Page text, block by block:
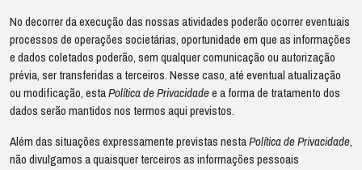
No decorrer da execução das nossas atividades poderão ocorrer eventuais
processos de operações societárias, oportunidade em que as informações
e dados coletados poderão, sem qualquer comunicação ou autorização
prévia, ser transferidas a terceiros. Nesse caso, até eventual atualização
ou modificação, estaPolítica de Privacidadee a forma de tratamento dos
dados serão mantidos nos termos aqui previstos.
Além das situações expressamente previstas nestaPolítica de Privacidade,
não divulgamos a quaisquer terceiros as informações pessoais